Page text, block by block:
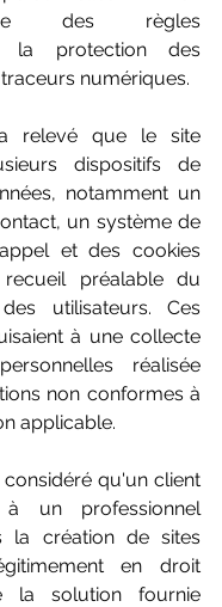
des règles
la protection des
numériques.
relevé que le site
dispositifs de
notamment un
un système de
et des cookies
préalable du
utilisateurs. Ces
à une collecte
réalisée
non conformes à
applicable.
qu'un client
un professionnel
la création de sites
en droit
la solution fournie